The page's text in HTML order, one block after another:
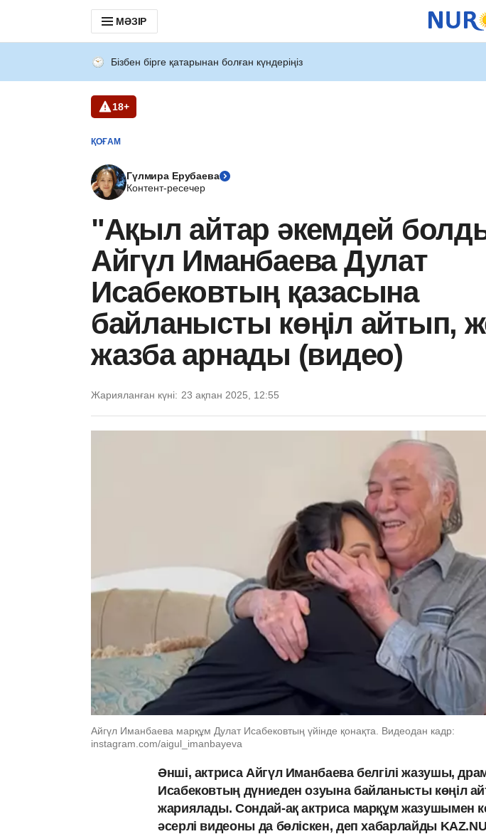
МӘЗІР
Бізбен бірге қатарынан болған күндеріңіз
18+
ҚОҒАМ
Гүлмира Ерубаева
Контент-ресечер
"Ақыл айтар әкемдей
Айгүл Иманбаева Дулат
Исабековтың қазасына
байланысты көңіл айтып,
жазба арнады (видео)
Жарияланған күні: 23 ақпан 2025, 12:55
Айгүл Иманбаева марқұм Дулат Исабековтың үйінде қонақта. Видеодан кадр:
instagram.com/aigul_imanbayeva
Әнші, актриса Айгүл Иманбаева белгілі жазушы,
Исабековтың дүниеден озуына байланысты көңіл
жариялады. Сондай-ақ актриса марқұм жазушымен
әсерлі видеоны да бөліскен, деп хабарлайды